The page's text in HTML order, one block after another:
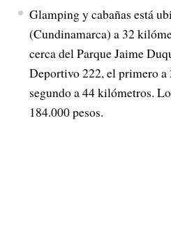
Glamping y cabañas está
(Cundinamarca) a 32
cerca del Parque Jaime
Deportivo 222, el primero
segundo a 44 kilómetros.
184.000 pesos.